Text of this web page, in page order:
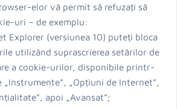
elor vă permit să refuzați să
uri – de exemplu:
Explorer (versiunea 10) puteți bloca
utilizând suprascrierea setărilor de
a cookie-urilor, disponibile printr-
„Instrumente”, „Opțiuni de Internet”,
apoi „Avansat”;